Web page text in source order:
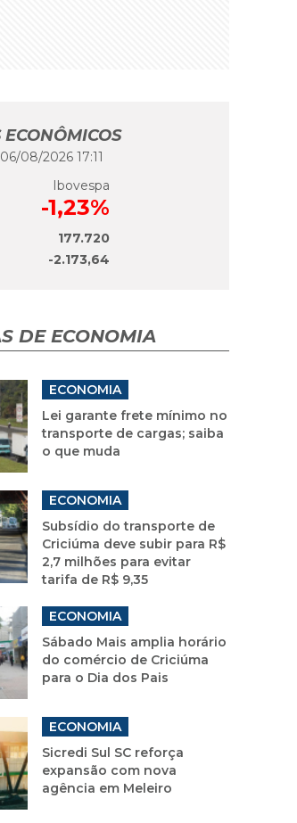
08/2026 17:11
Ibovespa
-1,23%
177.720
-2.173,64
DE ECONOMIA
ECONOMIA
Lei garante frete mínimo no
transporte de cargas; saiba
o que muda
ECONOMIA
Subsídio do transporte de
Criciúma deve subir para R$
2,7 milhões para evitar
tarifa de R$ 9,35
ECONOMIA
Sábado Mais amplia horário
do comércio de Criciúma
para o Dia dos Pais
ECONOMIA
Sicredi Sul SC reforça
expansão com nova
agência em Meleiro